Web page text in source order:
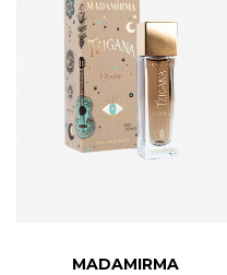
MADAMIRMA